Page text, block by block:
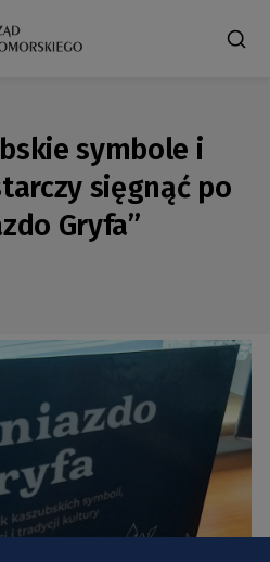
symbole i
sięgnąć po
Gryfa”